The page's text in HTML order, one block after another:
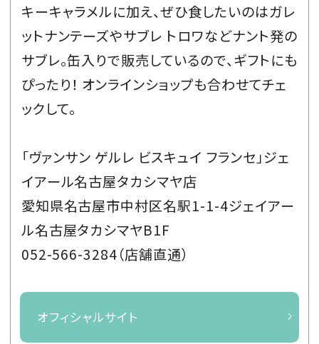
キーキャラメルに加え、ぜひ食したいのはガレ
ットナンテーズやサブレ トロワなどナント発の
サブレ。缶入りで販売しているので、ギフトにも
ぴったり！ オンラインショップも合わせてチェ
ックして。
「ヴァンサン ゲルレ ビスキュイ フランセ」ジェ
イアール名古屋タカシマヤ店
愛知県名古屋市中村区名駅1-1-4ジェイアー
ル名古屋タカシマヤB1F
052-566-3284（店舗直通）
オフィシャルサイト